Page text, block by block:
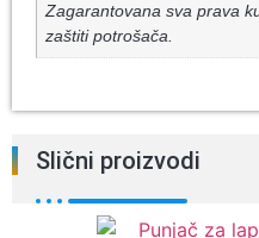
Zagarantovana sva prava
zaštiti potrošača.
Slični proizvodi